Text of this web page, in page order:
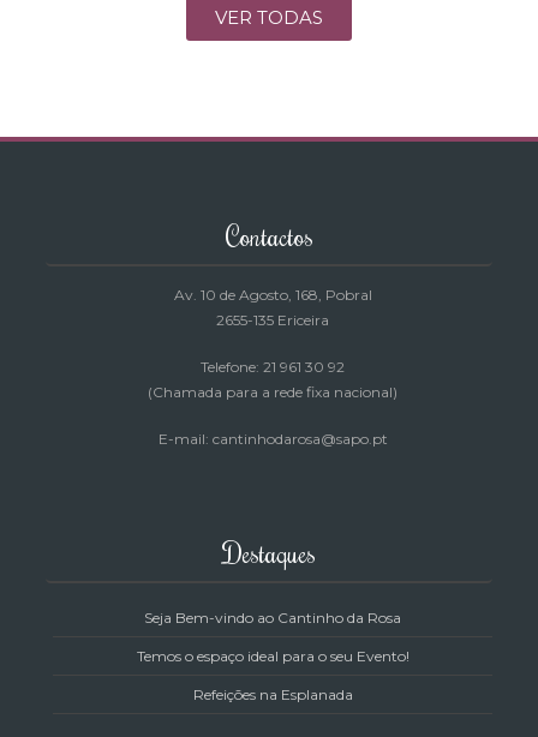
VER TODAS
Contactos
Av. 10 de Agosto, 168, Pobral
2655-135 Ericeira
Telefone: 21 961 30 92
(Chamada para a rede fixa nacional)
E-mail: cantinhodarosa@sapo.pt
Destaques
Seja Bem-vindo ao Cantinho da Rosa
Temos o espaço ideal para o seu Evento!
Refeições na Esplanada